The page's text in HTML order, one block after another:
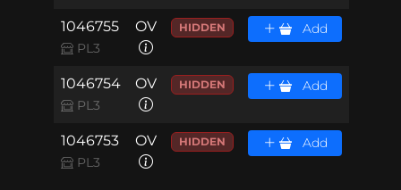
1046755
PL3
OV HIDDEN Add
1046754
PL3
OV HIDDEN Add
1046753
PL3
OV HIDDEN Add